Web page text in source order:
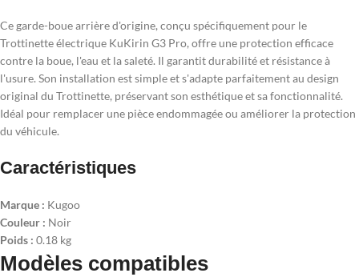
Ce garde-boue arrière d'origine, conçu spécifiquement pour le
Trottinette électrique KuKirin G3 Pro, offre une protection efficace
contre la boue, l'eau et la saleté. Il garantit durabilité et résistance à
l'usure. Son installation est simple et s'adapte parfaitement au design
original du Trottinette, préservant son esthétique et sa fonctionnalité.
Idéal pour remplacer une pièce endommagée ou améliorer la protection
du véhicule.
Caractéristiques
Marque : Kugoo
Couleur : Noir
Poids : 0.18 kg
Modèles compatibles